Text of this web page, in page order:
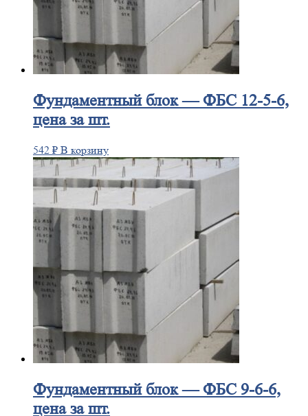
Фундаментныйблок — ФБС 12-5-6,
цена за шт.
542 ₽ В корзину
Фундаментныйблок — ФБС 9-6-6,
цена за шт.